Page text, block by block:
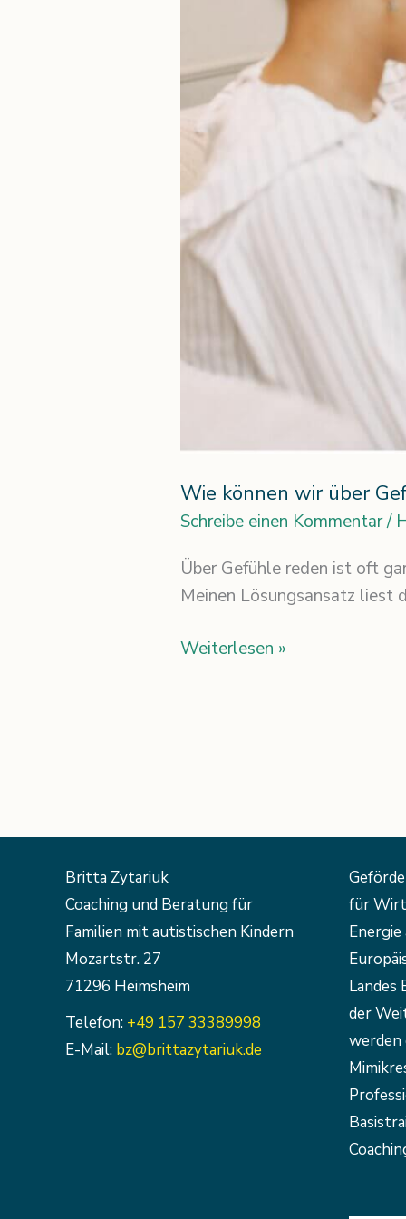
Wie können wir über
Schreibe einen Kommentar/
Über Gefühle reden ist oft
Meinen Lösungsansatz liest
Weiterlesen »
Britta Zytariuk
Coaching und Beratung für
Familien mit autistischen Kindern
Mozartstr. 27
71296 Heimsheim
Telefon: +49 157 33389998
E-Mail: bz@brittazytariuk.de
für
Landes
der
werden